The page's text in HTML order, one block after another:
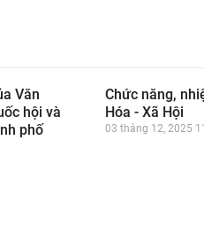
Văn
hội và
phố
Chức năng,
Hóa - Xã Hội
03 tháng 12, 2025